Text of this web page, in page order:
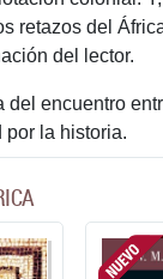
retazos del
del lector.
del encuentro
por la historia.